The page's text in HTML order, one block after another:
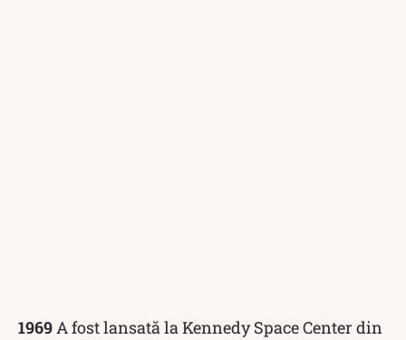
1969 A fost lansată la Kennedy Space Center din